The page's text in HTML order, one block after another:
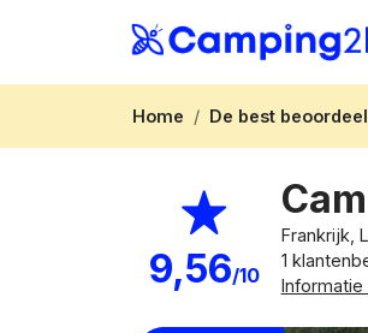
Home De best
9,56/10
Frankrijk,
1